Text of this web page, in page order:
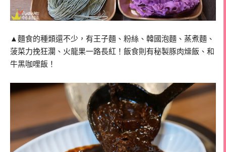
▲麵食的種類還不少，有王子麵、粉絲、韓國泡麵、蒸煮麵、
菠菜力挽狂瀾、火龍果一路長紅！飯食則有秘製豚肉燥飯、和
牛黑咖哩飯！